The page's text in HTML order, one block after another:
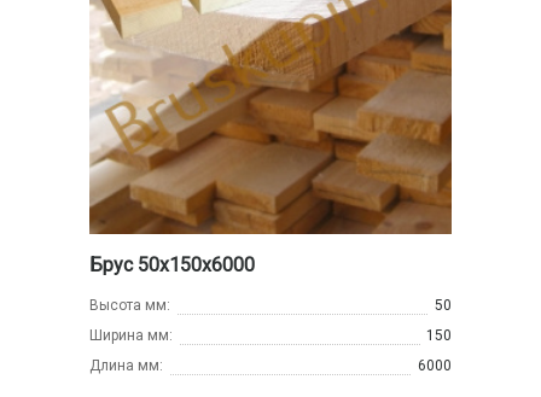
Брус 50х150х6000
Высота мм:
50
Ширина мм:
150
Длина мм:
6000